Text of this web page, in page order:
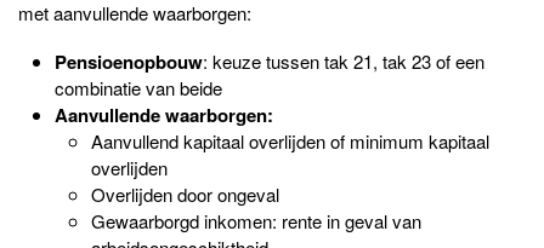
met aanvullende waarborgen:
Pensioenopbouw: keuze tussen tak 21, tak 23 of een
combinatie van beide
Aanvullende waarborgen:
Aanvullend kapitaal overlijden of minimum kapitaal
overlijden
Overlijden door ongeval
Gewaarborgd inkomen: rente in geval van